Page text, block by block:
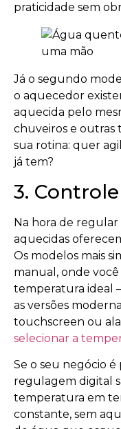
praticidade sem
Já o segundo
o aquecedor
aquecida pelo
chuveiros e outras
sua rotina: quer
já tem?
3.
Na hora de
aquecidas
Os modelos mais
manual, onde
temperatura ideal
as versões
touchscreen ou
selecionar a
Se o seu negócio é
regulagem digital
temperatura em
constante, sem